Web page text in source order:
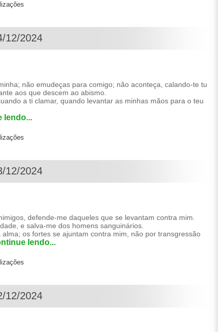
12/2024
não emudeças para comigo; não aconteça, calando-te tu
aos que descem ao abismo.
a ti clamar, quando levantar as minhas mãos para o teu
lendo...
12/2024
defende-me daqueles que se levantam contra mim.
e salva-me dos homens sanguinários.
os fortes se ajuntam contra mim, não por transgressão
lendo...
12/2024